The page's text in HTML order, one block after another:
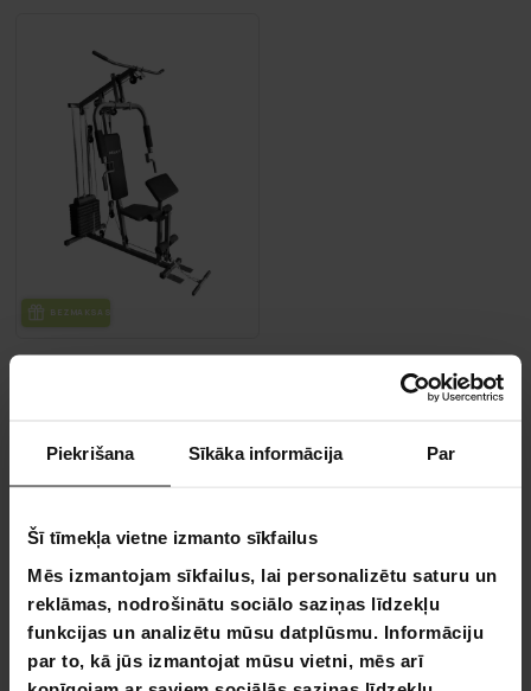
Piekrišana Sīkāka informācija Par
Šī tīmekļa vietne izmanto sīkfailus
Mēs izmantojam sīkfailus, lai personalizētu saturu un
reklāmas, nodrošinātu sociālo saziņas līdzekļu
funkcijas un analizētu mūsu datplūsmu. Informāciju
par to, kā jūs izmantojat mūsu vietni, mēs arī
BEZ­MAK­SAS PIE­GĀ­DE
Lapa 1 no 1
Treniņu stacija
Treniņu stacija ir paredzēta dažādiem treniņiem.
Treniņu stacijas piedāvā plašas iespējas trenēt visu